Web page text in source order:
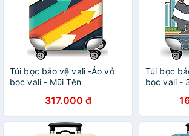
Túi bọc bảo vệ vali -Áo vỏ
bọc vali - Mũi Tên
317.000 đ
Túi bọc
bọc vali -